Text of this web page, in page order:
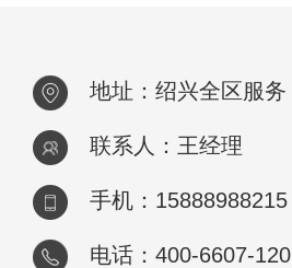
地址：绍兴全区服务
联系人：王经理
手机：15888988215
电话：400-6607-120